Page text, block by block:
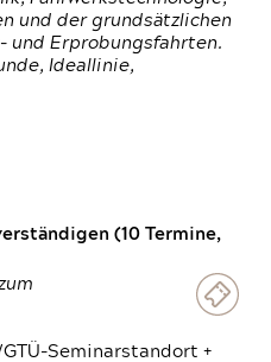
und der grundsätzlichen
und Erprobungsfahrten.
Ideallinie,
(10 Termine,
Seminarstandort +